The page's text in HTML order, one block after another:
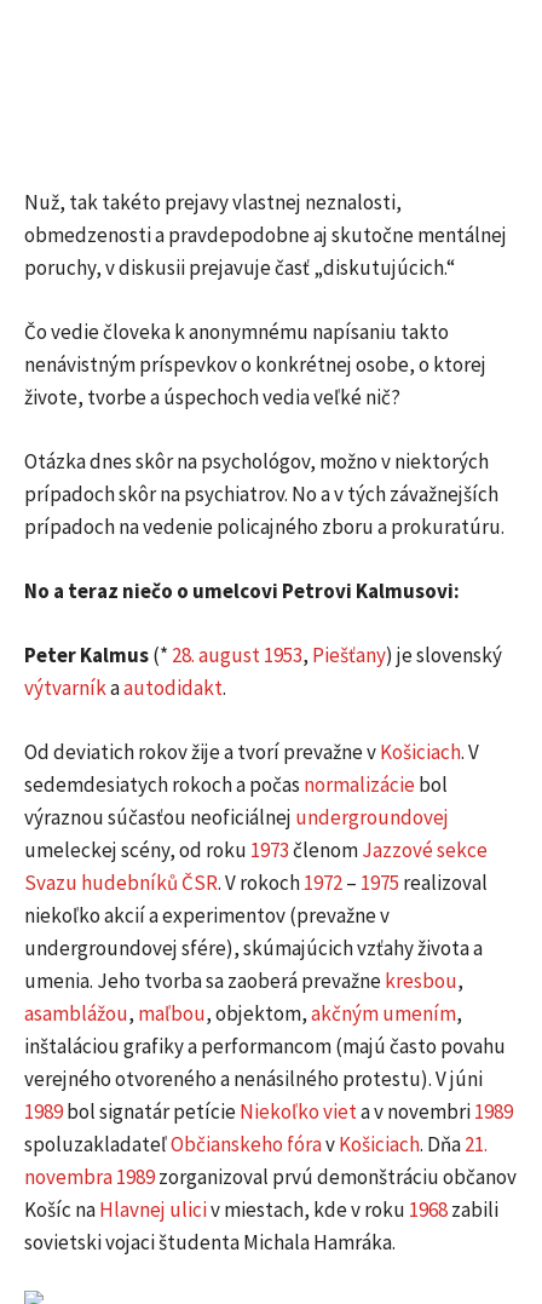
Nuž, tak takéto prejavy vlastnej neznalosti,
obmedzenosti a pravdepodobne aj skutočne mentálnej
poruchy, v diskusii prejavuje časť „diskutujúcich.“
Čo vedie človeka k anonymnému napísaniu takto
nenávistným príspevkov o konkrétnej osobe, o ktorej
živote, tvorbe a úspechoch vedia veľké nič?
Otázka dnes skôr na psychológov, možno v niektorých
prípadoch skôr na psychiatrov. No a v tých závažnejších
prípadoch na vedenie policajného zboru a prokuratúru.
No a teraz niečo o umelcovi Petrovi Kalmusovi:
Peter Kalmus(* 28. august1953, Piešťany) je slovenský
výtvarníkaautodidakt.
Od deviatich rokov žije a tvorí prevažne vKošiciach. V
sedemdesiatych rokoch a počas normalizáciebol
výraznou súčasťou neoficiálnej undergroundovej
umeleckej scény, od roku 1973členomJazzové sekce
Svazu hudebníků ČSR. V rokoch1972– 1975 realizoval
niekoľko akcií a experimentov (prevažne v
undergroundovej sfére), skúmajúcich vzťahy života a
umenia. Jeho tvorba sa zaoberá prevažnekresbou,
asamblážou, maľbou, objektom,akčným umením,
inštaláciou grafiky a performancom (majú často povahu
verejného otvoreného a nenásilného protestu). V júni
1989bol signatár petícieNiekoľko vieta v novembri1989
spoluzakladateľObčianskeho fóravKošiciach. Dňa21.
novembra1989zorganizoval prvú demonštráciu občanov
Košíc naHlavnej uliciv miestach, kde v roku 1968zabili
sovietski vojaci študenta Michala Hamráka.